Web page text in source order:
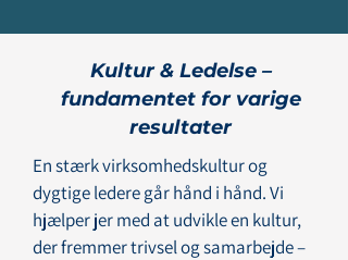
Kultur & Ledelse –
fundamentet for varige
resultater
En stærk virksomhedskultur og
dygtige ledere går hånd i hånd. Vi
hjælper jer med at udvikle en kultur,
der fremmer trivsel og samarbejde –